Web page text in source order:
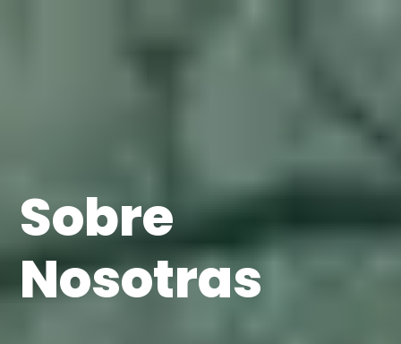
Sobre
Nosotras